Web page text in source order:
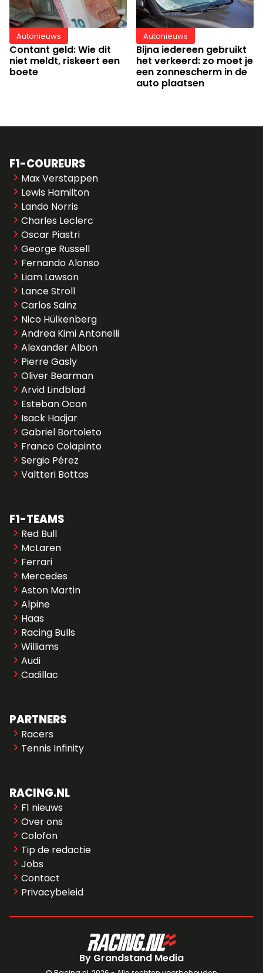
Autonieuws
Contant geld: Wie dit
niet meldt, riskeert een
boete
Autonieuws
Bijna iedereen gebruikt
het verkeerd: zo moet je
een zonnescherm in de
auto plaatsen
F1-COUREURS
Max Verstappen
Lewis Hamilton
Lando Norris
Charles Leclerc
Oscar Piastri
George Russell
Fernando Alonso
Liam Lawson
Lance Stroll
Carlos Sainz
Nico Hülkenberg
Andrea Kimi Antonelli
Alexander Albon
Pierre Gasly
Oliver Bearman
Arvid Lindblad
Esteban Ocon
Isack Hadjar
Gabriel Bortoleto
Franco Colapinto
Sergio Pérez
Valtteri Bottas
F1-TEAMS
Red Bull
McLaren
Ferrari
Mercedes
Aston Martin
Alpine
Haas
Racing Bulls
Williams
Audi
Cadillac
PARTNERS
Racers
Tennis Infinity
RACING.NL
F1 nieuws
Over ons
Colofon
Tip de redactie
Jobs
Contact
Privacybeleid
By Grandstand Media